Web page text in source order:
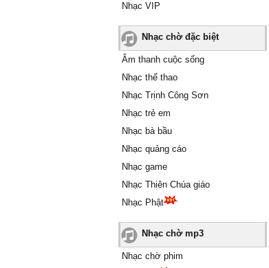
Nhạc VIP
Nhạc chờ đặc biệt
Âm thanh cuộc sống
Nhạc thể thao
Nhạc Trịnh Công Sơn
Nhạc trẻ em
Nhạc bà bầu
Nhạc quảng cáo
Nhạc game
Nhạc Thiên Chúa giáo
Nhạc Phật
Nhạc chờ mp3
Nhạc chờ phim